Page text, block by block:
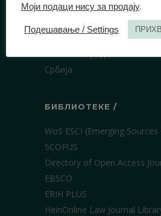
Правни факултет
Булевар краља Александра
Србија
БИБЛИОТЕКЕ /
WoS ESCI (Emerging
SCOPUS
Directory of Open Access
EBSCO
ERIH PLUS
HeinOnline Law Journal
Моји подаци нису за продају.
Подешавање / Settings